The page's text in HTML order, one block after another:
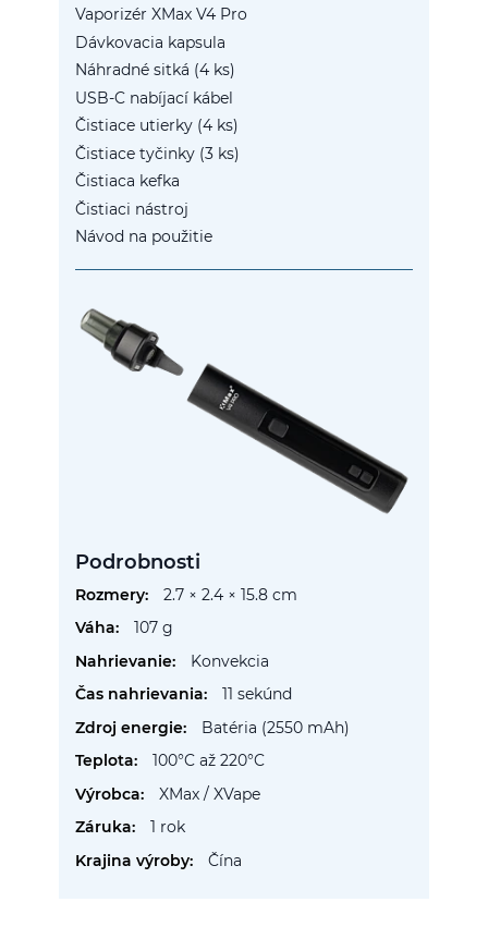
Vaporizér XMax V4 Pro
Dávkovacia kapsula
Náhradné sitká (4 ks)
USB-C nabíjací kábel
Čistiace utierky (4 ks)
Čistiace tyčinky (3 ks)
Čistiaca kefka
Čistiaci nástroj
Návod na použitie
Podrobnosti
Viac
2.7 × 2.4 × 15.8 cm
107 g
Konvekcia
11 sekúnd
Batéria (2550 mAh)
100°C až 220°C
XMax / XVape
1 rok
Čína